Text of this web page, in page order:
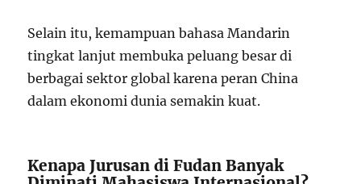
Selain itu, kemampuan bahasa Mandarin
tingkat lanjut membuka peluang besar di
berbagai sektor global karena peran China
dalam ekonomi dunia semakin kuat.
Kenapa Jurusan di Fudan Banyak